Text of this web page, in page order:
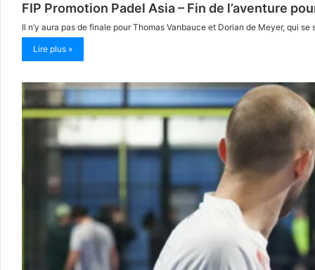
FIP Promotion Padel Asia – Fin de l’aventure
Il n’y aura pas de finale pour Thomas Vanbauce et Dorian de Meyer, qui
Lire plus »